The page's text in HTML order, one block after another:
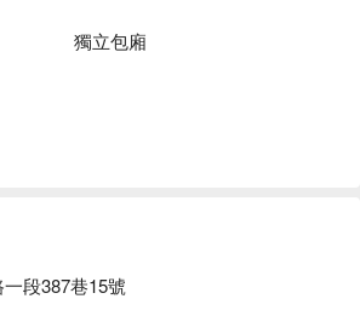
藝 新埔店預約、Dif 時尚美學｜采星髮藝
獨立包廂
段387巷15號